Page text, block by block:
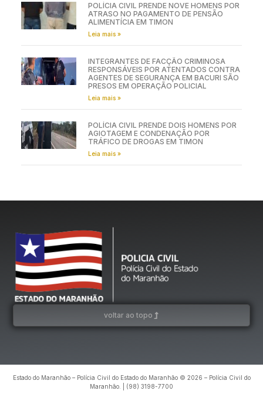
POLÍCIA CIVIL PRENDE NOVE HOMENS POR
ATRASO NO PAGAMENTO DE PENSÃO
ALIMENTÍCIA EM TIMON
Leia mais »
INTEGRANTES DE FACÇÃO CRIMINOSA
RESPONSÁVEIS POR ATENTADOS CONTRA
AGENTES DE SEGURANÇA EM BACURI SÃO
PRESOS EM OPERAÇÃO POLICIAL
Leia mais »
POLÍCIA CIVIL PRENDE DOIS HOMENS POR
AGIOTAGEM E CONDENAÇÃO POR
TRÁFICO DE DROGAS EM TIMON
Leia mais »
voltar ao topo
Estado do Maranhão – Polícia Civil do Estado do Maranhão © 2026 – Polícia Civil do
Maranhão. | (98) 3198-7700